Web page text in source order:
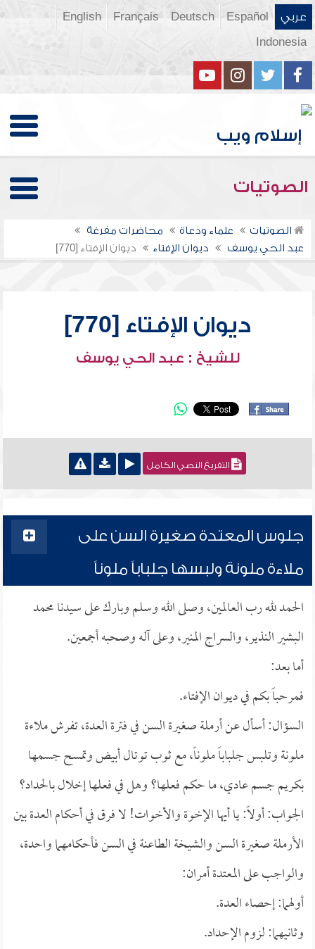
عربي Español
Deutsch
Français
English
Indonesia
الصوتيات
الصوتيات علماء ودعاة
محاضرات مفرغة
عبد الحي يوسف
ديوان الإفتاء ديوان الإفتاء [770]
ديوان الإفتاء [770]
للشيخ : عبد الحي يوسف
التفريغ النصي الكامل
جلوس المعتدة صغيرة السن على
ملاءة ملونة ولبسها جلباباً ملوناً
الحمد لله رب العالمين، وصلى الله وسلم وبارك على سيدنا محمد
البشير النذير، والسراج المنير، وعلى آله وصحبه أجمعين.
أما بعد:
فمرحباً بكم في ديوان الإفتاء.
السؤال: أسأل عن أرملة صغيرة السن في فترة العدة، تفرش ملاءة
ملونة وتلبس جلباباً ملوناً، مع ثوب توتال أبيض وتمسح جسمها
بكريم جسم عادي، ما حكم فعلها؟ وهل في فعلها إخلال بالحداد؟
الجواب: أولاً: يا أيها الإخوة والأخوات! لا فرق في أحكام العدة بين
الأرملة صغيرة السن والشيخة الطاعنة في السن فأحكامهما واحدة،
والواجب على المعتدة أمران:
أولهما: إحصاء العدة.
وثانيهما: لزوم الإحداد.